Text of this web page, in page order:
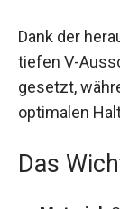
Dank der
des tiefen V-
Szene
gleichzeitig
Das